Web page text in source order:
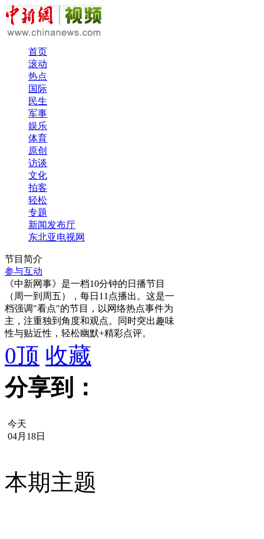
首页
滚动
热点
国际
民生
军事
娱乐
体育
原创
访谈
文化
拍客
轻松
专题
新闻发布厅
东北亚电视网
节目简介
参与互动
《中新网事》是一档10分钟的日播节目
（周一到周五），每日11点播出。这是一
档强调"看点"的节目，以网络热点事件为
主，注重独到角度和观点。同时突出趣味
性与贴近性，轻松幽默+精彩点评。
0顶 收藏
分享到：
今天
04月18日
本期主题